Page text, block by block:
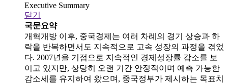
Executive Summary
닫기
국문요약
개혁개방 이후, 중국경제는 여러 차례의 경기 상승과 하
락을 반복하면서도 지속적으로 고속 성장의 과정을 겪었
다. 2007년을 기점으로 지속적인 경제성장률 감소를 보
이고 있지만, 상당히 오랜 기간 안정적이며 예측 가능한
감소세를 유지하여 왔으며, 중국정부가 제시하는 목표치